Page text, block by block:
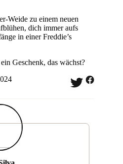
Weide zu einem neuen
dich immer aufs
in einer Freddie’s
Geschenk, das wächst?